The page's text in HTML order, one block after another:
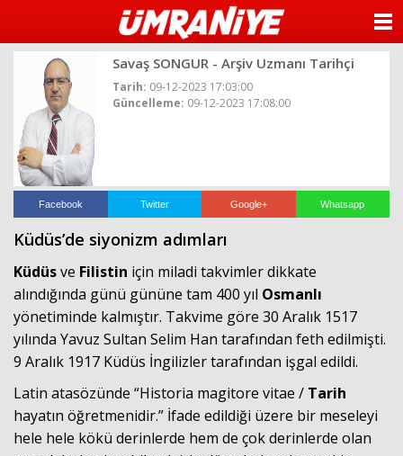
Savaş SONGUR - Arşiv Uzmanı Tarihçi
Tarih: 09-12-2023 17:03:00
Güncelleme: 09-12-2023 17:08:00
Facebook Twitter Google+ Whatsapp
Küdüs’de siyonizm adımları
Küdüsve Filistin için miladi takvimler dikkate
alındığında günü gününe tam 400 yıl Osmanlı
yönetiminde kalmıştır. Takvime göre 30 Aralık 1517
yılında Yavuz Sultan Selim Han tarafından feth edilmişti.
9 Aralık 1917 Küdüs İngilizler tarafından işgal edildi.
Latin atasözünde “Historia magitore vitae / Tarih
hayatın öğretmenidir.” İfade edildiği üzere bir meseleyi
hele hele kökü derinlerde hem de çok derinlerde olan
ANASAYFA
KATEGORİLER
YAZARLAR